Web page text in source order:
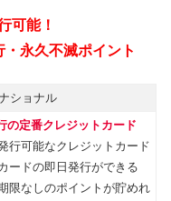
ショナル
の定番クレジットカード
行可能なクレジットカード
ードの即日発行ができる
限なしのポイントが貯めれ